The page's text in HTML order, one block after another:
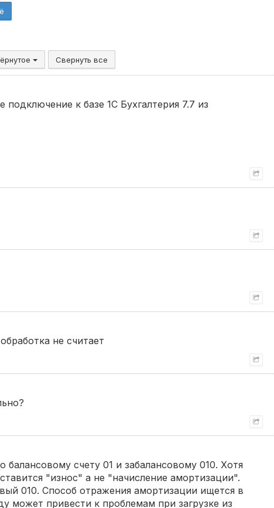
Свернуть все
к базе 1С Бухгалтерия 7.7 из
не считает
счету 01 и забалансовому 010. Хотя
"износ" а не "начисление амортизации".
010. Способ отражения амортизации ищется в
может привести к проблемам при загрузке из